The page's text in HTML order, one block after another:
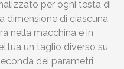
per ogni testa di
dimensione di ciascuna
nella macchina e in
un taglio diverso su
dei parametri